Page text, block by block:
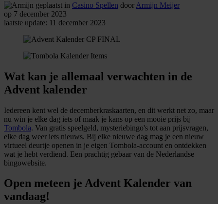
geplaatst in Casino Spellen door Armijn Meijer
op 7 december 2023
laatste update: 11 december 2023
Wat kan je allemaal verwachten in de
Advent kalender
Iedereen kent wel de decemberkraskaarten, en dit werkt net zo, maar
nu win je elke dag iets of maak je kans op een mooie prijs bij
Tombola. Van gratis speelgeld, mysteriebingo's tot aan prijsvragen,
elke dag weer iets nieuws. Bij elke nieuwe dag mag je een nieuw
virtueel deurtje openen in je eigen Tombola-account en ontdekken
wat je hebt verdiend. Een prachtig gebaar van de Nederlandse
bingowebsite.
Open meteen je Advent Kalender van
vandaag!